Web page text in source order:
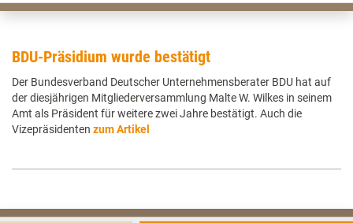
BDU-Präsidium wurde bestätigt
Der Bundesverband Deutscher Unternehmensberater BDU hat auf
der diesjährigen Mitgliederversammlung Malte W. Wilkes in seinem
Amt als Präsident für weitere zwei Jahre bestätigt. Auch die
Vizepräsidenten zum Artikel